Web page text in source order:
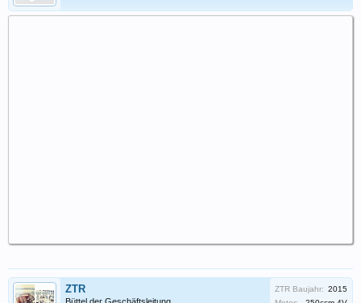
ZTR ZTR Baujahr: 2015